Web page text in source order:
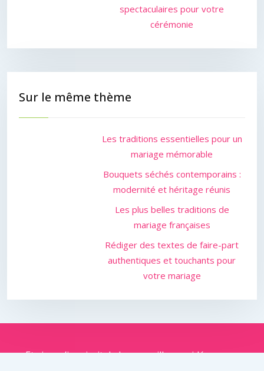
spectaculaires pour votre
cérémonie
Sur le même thème
Les traditions essentielles pour un
mariage mémorable
Bouquets séchés contemporains :
modernité et héritage réunis
Les plus belles traditions de
mariage françaises
Rédiger des textes de faire-part
authentiques et touchants pour
votre mariage
Et si on s’inspirait de leurs meilleures idées pour